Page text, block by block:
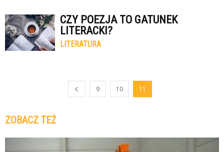
CZY POEZJA TO GATUNEK
LITERACKI?
LITERATURA
9 10 11
ZOBACZ TEŻ